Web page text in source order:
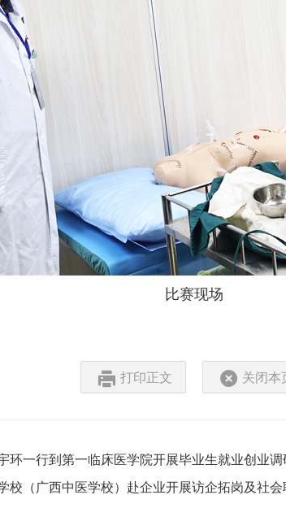
比赛现场
打印正文 关闭本
环一行到第一临床医学院开展毕业生就业创业调
校（广西中医学校）赴企业开展访企拓岗及社